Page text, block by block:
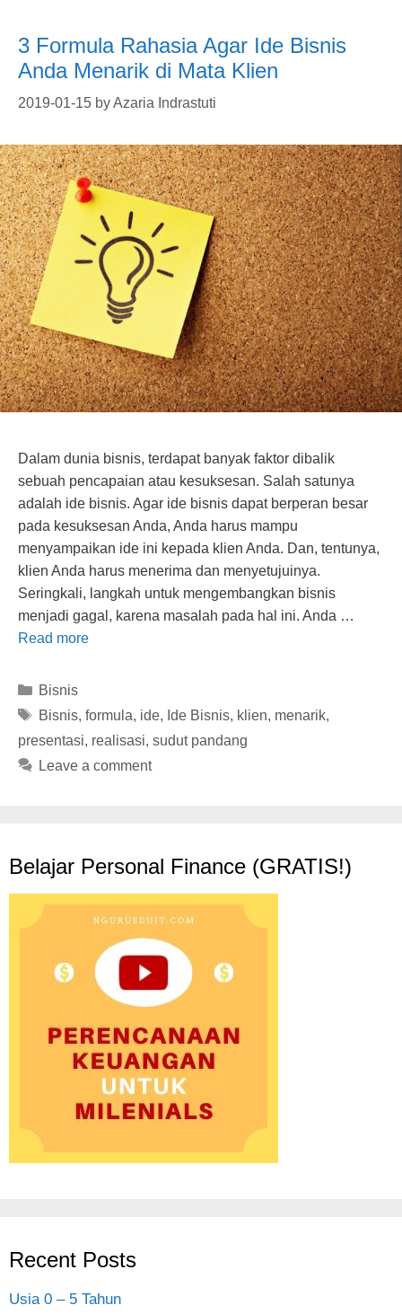
3 Formula Rahasia Agar Ide Bisnis
Anda Menarik di Mata Klien
2019-01-15 byAzaria Indrastuti
Dalam dunia bisnis, terdapat banyak faktor dibalik
sebuah pencapaian atau kesuksesan. Salah satunya
adalah ide bisnis. Agar ide bisnis dapat berperan besar
pada kesuksesan Anda, Anda harus mampu
menyampaikan ide ini kepada klien Anda. Dan, tentunya,
klien Anda harus menerima dan menyetujuinya.
Seringkali, langkah untuk mengembangkan bisnis
menjadi gagal, karena masalah pada hal ini. Anda …
Read more
Categories
Bisnis
Tags
Bisnis, formula, ide, Ide Bisnis, klien, menarik,
presentasi, realisasi, sudut pandang
Leave a comment
Belajar Personal Finance (GRATIS!)
Recent Posts
Usia 0 – 5 Tahun